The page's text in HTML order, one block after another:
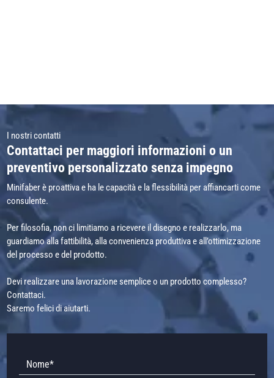
I nostri contatti
Contattaci per maggiori informazioni o un
preventivo personalizzato senza impegno
Minifaber è proattiva e ha le capacità e la flessibilità per affiancarti come
consulente.
Per filosofia, non ci limitiamo a ricevere il disegno e realizzarlo, ma
guardiamo alla fattibilità, alla convenienza produttiva e all’ottimizzazione
del processo e del prodotto.
Devi realizzare una lavorazione semplice o un prodotto complesso?
Contattaci.
Saremo felici di aiutarti.